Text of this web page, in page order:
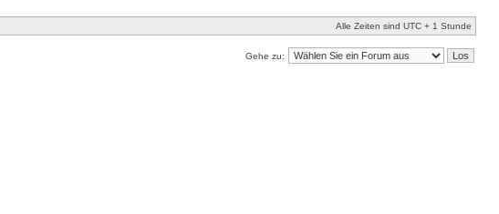
Alle Zeiten sind UTC + 1 Stunde
Gehe zu: